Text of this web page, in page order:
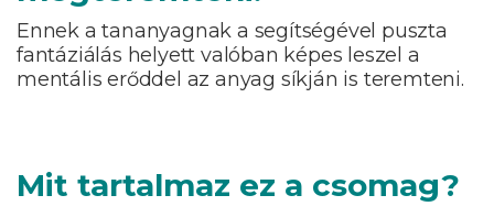
Ennek a tananyagnak a segítségével puszta
fantáziálás helyett valóban képes leszel a
mentális erőddel az anyag síkján is teremteni.
Mit tartalmaz ez a csomag?